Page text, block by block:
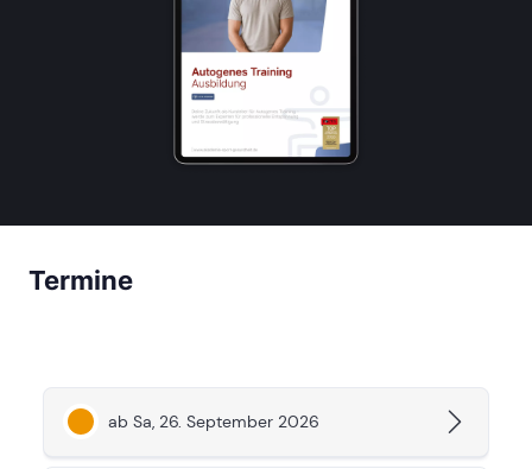
Termine
ab Sa, 26. September 2026